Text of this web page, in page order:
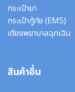
กระเป๋ายา
กระเป๋ากู้ภัย (EMS)
เตียงพยาบาลฉุกเฉิน
สินค้าอื่น